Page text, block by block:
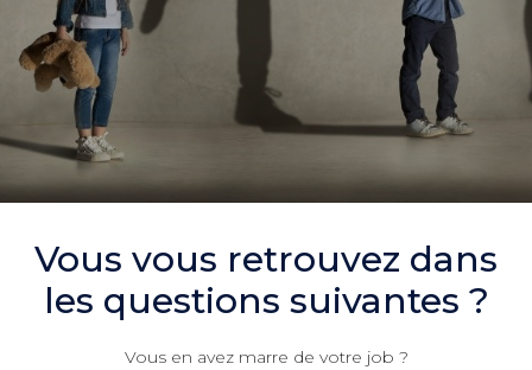
Vous vous retrouvez dans
les questions suivantes ?
Vous en avez marre de votre job ?